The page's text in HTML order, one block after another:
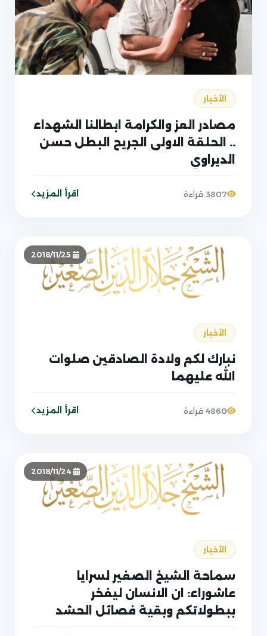
الأخبار
مصادر العز والكرامة ابطالنا الشهداء
.. الحلقة الاولى الجريح البطل حسن
الديراوي
3807 قراءة اقرأ المزيد
الأخبار
نبارك لكم ولادة الصادقين صلوات
الله عليهما
4860 قراءة اقرأ المزيد
الأخبار
سماحة الشيخ الصغير لسرايا
عاشوراء: ان الانسان ليفخر
ببطولاتكم وبقية فصائل الحشد